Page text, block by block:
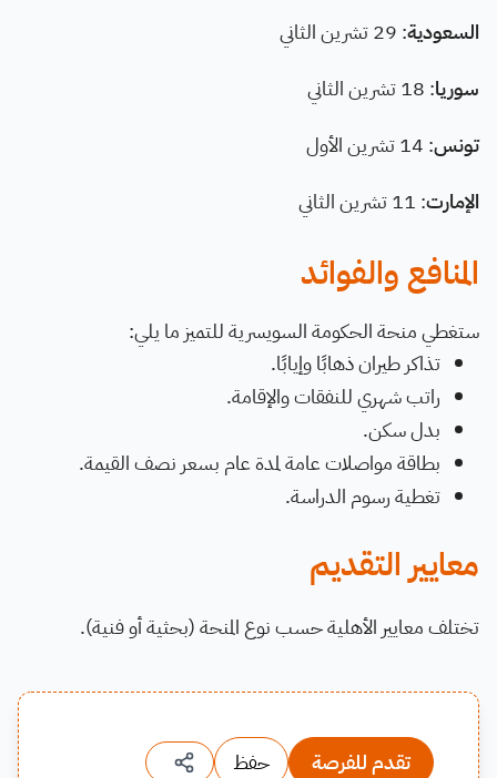
السعودية: 29 تشرين الثاني
سوريا: 18 تشرين الثاني
تونس: 14 تشرين الأول
الإمارت: 11 تشرين الثاني
المنافع والفوائد
ستغطي منحة الحكومة السويسرية للتميز ما يلي:
تذاكر طيران ذهابًا وإيابًا.
راتب شهري للنفقات والإقامة.
بدل سكن.
بطاقة مواصلات عامة لمدة عام بسعر نصف القيمة.
تغطية رسوم الدراسة.
معايير التقديم
تختلف معايير الأهلية حسب نوع المنحة (بحثية أو فنية).
تقدم للفرصة
حفظ